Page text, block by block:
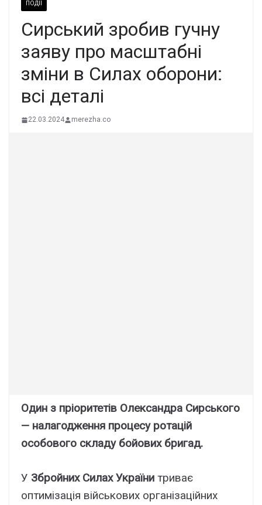
ПОДІЇ
Сирський зробив гучну
заяву про масштабні
зміни в Силах оборони:
всі деталі
22.03.2024 merezha.co
Один з пріоритетів Олександра Сирського
— налагодження процесу ротацій
особового складу бойових бригад.
У Збройних Силах України триває
оптимізація військових організаційних